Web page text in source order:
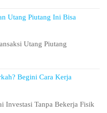
Utang Piutang Ini Bisa
Utang Piutang
Begini Cara Kerja
Investasi Tanpa Bekerja Fisik